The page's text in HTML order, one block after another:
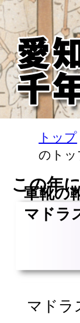
トップ
のト
この年
軍靴の
マドラ
マドラ